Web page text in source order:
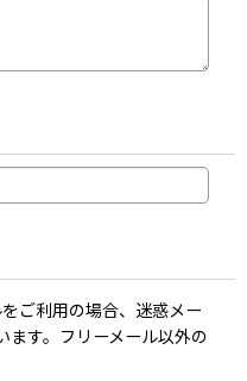
ご利用の場合、迷惑メー
ます。フリーメール以外の